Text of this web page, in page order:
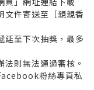
文件寄送至［親親香
延至下次抽獎，最多
則無法通過審核。
粉絲專頁私